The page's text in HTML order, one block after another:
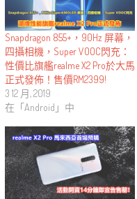
Snapdragon 855+，90Hz 屏幕，
四攝相機，Super VOOC閃充：
性價比旗艦realme X2 Pro於大馬
正式發佈！售價RM2399!
3 12 月, 2019
在「Android」中